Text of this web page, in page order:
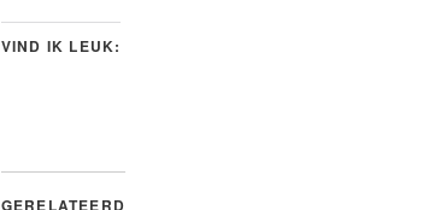
VIND IK LEUK:
GERELATEERD